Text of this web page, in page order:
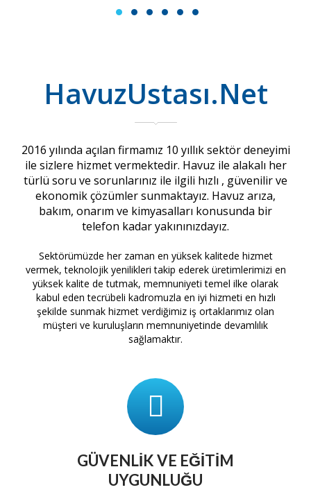
1 2 3 4 5 6
HavuzUstası.Net
2016 yılında açılan firmamız 10 yıllık sektör deneyimi
ile sizlere hizmet vermektedir. Havuz ile alakalı her
türlü soru ve sorunlarınız ile ilgili hızlı , güvenilir ve
ekonomik çözümler sunmaktayız. Havuz arıza,
bakım, onarım ve kimyasalları konusunda bir
telefon kadar yakınınızdayız.
Sektörümüzde her zaman en yüksek kalitede hizmet
vermek, teknolojik yenilikleri takip ederek üretimlerimizi en
yüksek kalite de tutmak, memnuniyeti temel ilke olarak
kabul eden tecrübeli kadromuzla en iyi hizmeti en hızlı
şekilde sunmak hizmet verdiğimiz iş ortaklarımız olan
müşteri ve kuruluşların memnuniyetinde devamlılık
sağlamaktır.
GÜVENLIK VE EĞITIM
UYGUNLUĞU